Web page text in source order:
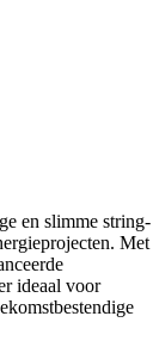
en slimme string-
Met
ideaal voor